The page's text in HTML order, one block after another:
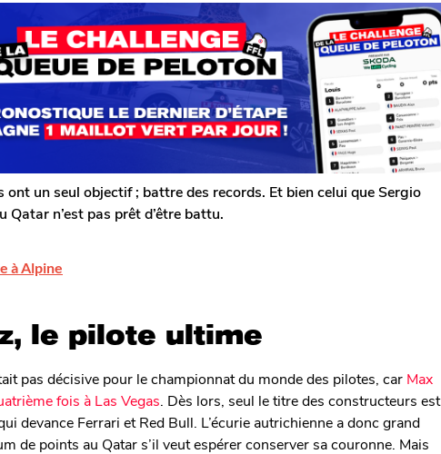
ont un seul objectif ; battre des records. Et bien celui que Sergio
Qatar n’est pas prêt d’être battu.
à Alpine
le pilote ultime
pas décisive pour le championnat du monde des pilotes, car Max
fois à Las Vegas . Dès lors, seul le titre des constructeurs est
devance Ferrari et Red Bull. L’écurie autrichienne a donc grand
de points au Qatar s’il veut espérer conserver sa couronne. Mais